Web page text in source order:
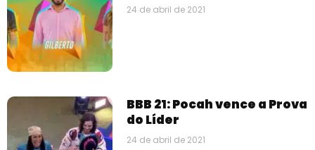
24 de abril de 2021
BBB 21: Pocah vence a Prova
do Líder
24 de abril de 2021